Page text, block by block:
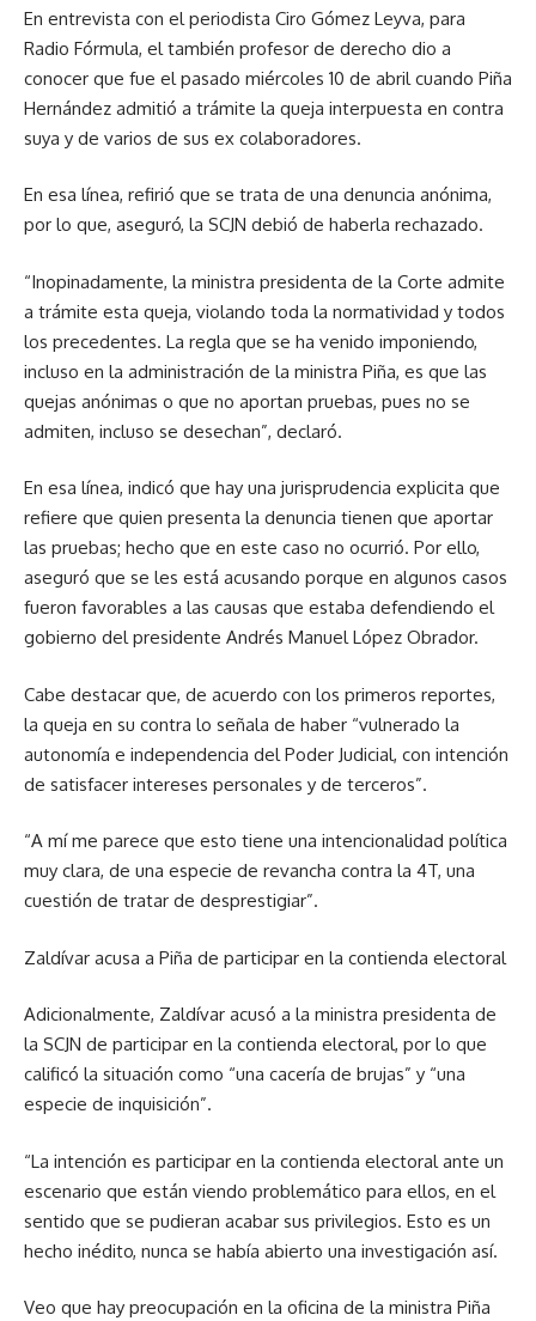
En entrevista con el periodista Ciro Gómez Leyva, para
Radio Fórmula, el también profesor de derecho dio a
conocer que fue el pasado miércoles 10 de abril cuando Piña
Hernández admitió a trámite la queja interpuesta en contra
suya y de varios de sus ex colaboradores.
En esa línea, refirió que se trata de una denuncia anónima,
por lo que, aseguró, la SCJN debió de haberla rechazado.
“Inopinadamente, la ministra presidenta de la Corte admite
a trámite esta queja, violando toda la normatividad y todos
los precedentes. La regla que se ha venido imponiendo,
incluso en la administración de la ministra Piña, es que las
quejas anónimas o que no aportan pruebas, pues no se
admiten, incluso se desechan”, declaró.
En esa línea, indicó que hay una jurisprudencia explicita que
refiere que quien presenta la denuncia tienen que aportar
las pruebas; hecho que en este caso no ocurrió. Por ello,
aseguró que se les está acusando porque en algunos casos
fueron favorables a las causas que estaba defendiendo el
gobierno del presidente Andrés Manuel López Obrador.
Cabe destacar que, de acuerdo con los primeros reportes,
la queja en su contra lo señala de haber “vulnerado la
autonomía e independencia del Poder Judicial, con intención
de satisfacer intereses personales y de terceros”.
“A mí me parece que esto tiene una intencionalidad política
muy clara, de una especie de revancha contra la 4T, una
cuestión de tratar de desprestigiar”.
Zaldívar acusa a Piña de participar en la contienda electoral
Adicionalmente, Zaldívar acusó a la ministra presidenta de
la SCJN de participar en la contienda electoral, por lo que
calificó la situación como “una cacería de brujas” y “una
especie de inquisición”.
“La intención es participar en la contienda electoral ante un
escenario que están viendo problemático para ellos, en el
sentido que se pudieran acabar sus privilegios. Esto es un
hecho inédito, nunca se había abierto una investigación así.
Veo que hay preocupación en la oficina de la ministra Piña